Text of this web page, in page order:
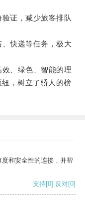
证，减少旅客排队
快递等任务，极大
、绿色、智能的理
，树立了骄人的榜
和安全性的连接，并帮
支持[0] 反对[0]